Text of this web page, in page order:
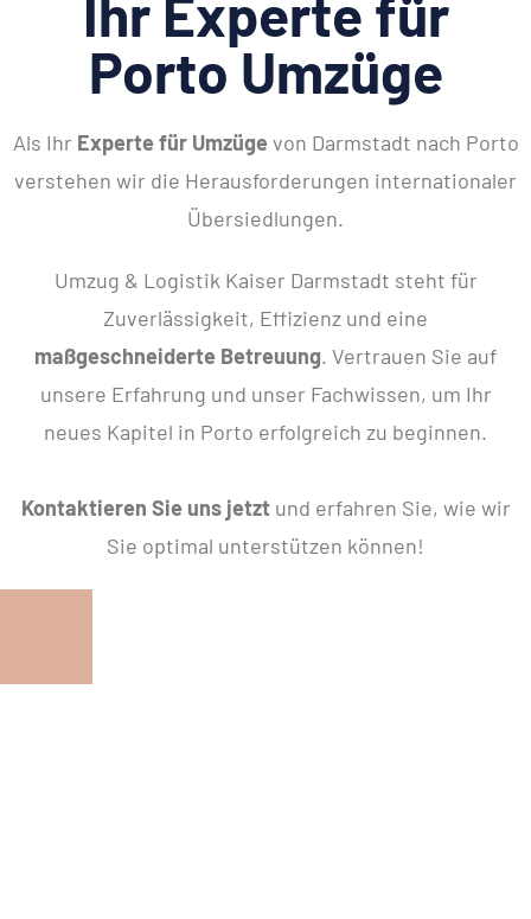
Ihr Experte für
Porto Umzüge
Als Ihr Experte für Umzüge von Darmstadt nach Porto
verstehen wir die Herausforderungen internationaler
Übersiedlungen.
Umzug & Logistik Kaiser Darmstadt steht für
Zuverlässigkeit, Effizienz und eine
maßgeschneiderte Betreuung. Vertrauen Sie auf
unsere Erfahrung und unser Fachwissen, um Ihr
neues Kapitel in Porto erfolgreich zu beginnen.
Kontaktieren Sie uns jetztund erfahren Sie, wie wir
Sie optimal unterstützen können!